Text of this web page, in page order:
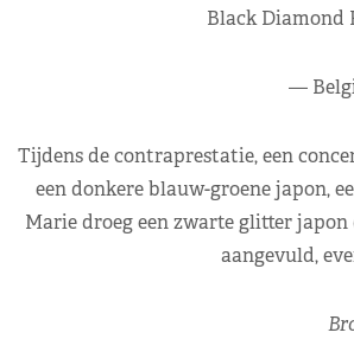
Black Diamond
—
Tijdens de contraprestatie, een
een donkere blauw-groene japon,
Marie droeg een zwarte glitter
aangevuld,